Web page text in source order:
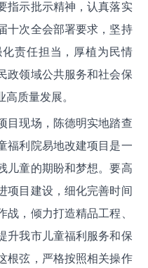
指示批示精神，认真落实
十次全会部署要求，坚持
责任担当，厚植为民情
政领域公共服务和社会保
质量发展。
现场，陈德明实地踏查
福利院易地改建项目是一
儿童的期盼和梦想。要高
项目建设，细化完善时间
，倾力打造精品工程、
升我市儿童福利服务和保
根弦，严格按照相关操作